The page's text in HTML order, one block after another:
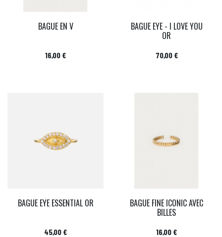
BAGUE EN V
Prix
16,00 €
BAGUE EYE - I LOVE YOU
OR
Prix
70,00 €
BAGUE EYE ESSENTIAL OR
Prix
45,00 €
BAGUE FINE ICONIC AVEC
BILLES
Prix
16,00 €